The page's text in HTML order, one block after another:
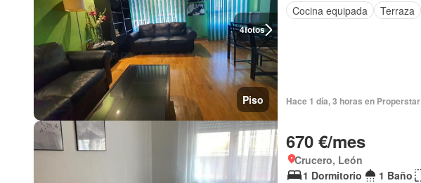
4fotos
Piso
Cocina equipada
Terraza
Hace 1 día, 3 horas en Properstar
670 €/mes
Crucero, León
1 Dormitorio
1 Baño